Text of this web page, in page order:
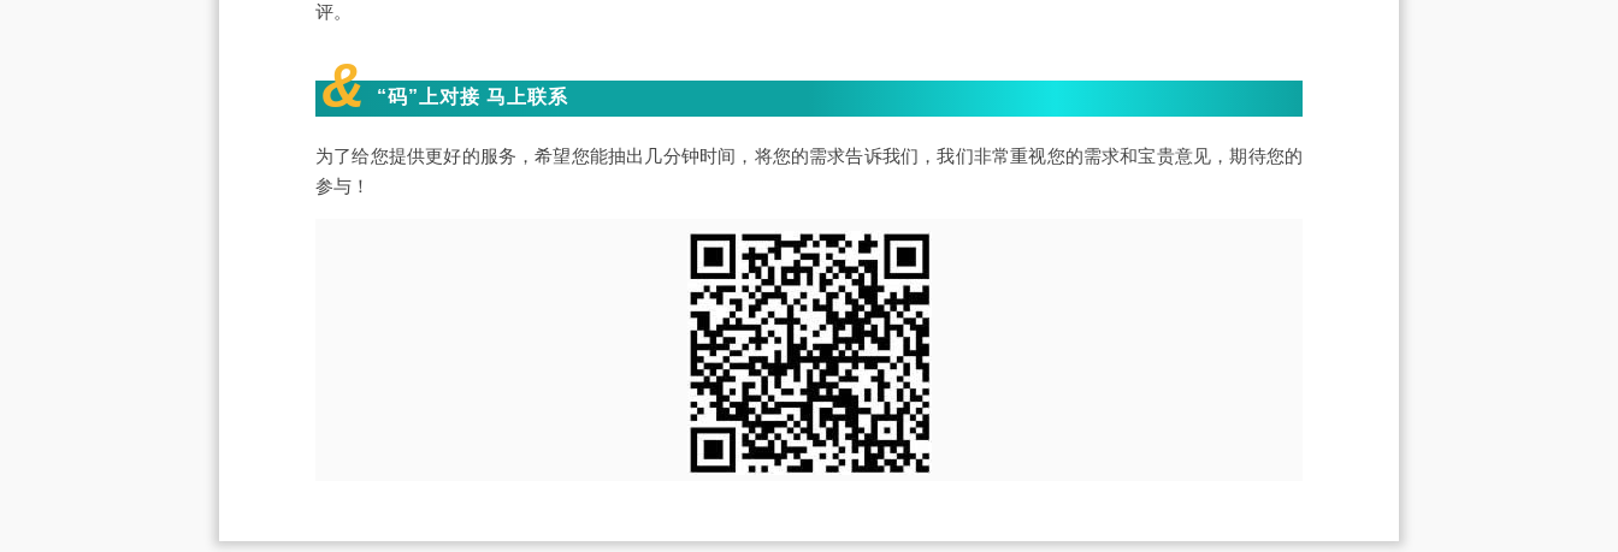
评。
& “码”上对接 马上联系
为了给您提供更好的服务，希望您能抽出几分钟时间，将您的需求告诉我们，我们非常重视您的需求和宝贵意见，期待您的
参与！